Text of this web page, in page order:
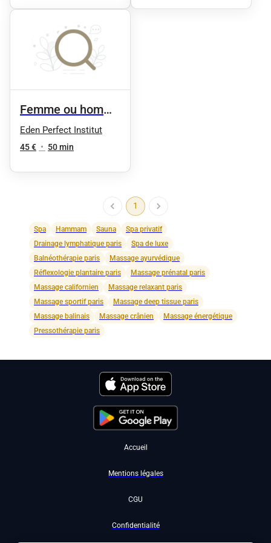
Femme ou homme
- beauté de pied
sans vernis avec
Eden Perfect Institut
45 € • 50 min
1
Spa Hammam Sauna
Spa privatif
Drainage lymphatique paris
Spa de luxe
Balnéothérapie paris
Massage ayurvédique
Réflexologie plantaire paris
Massage prénatal paris
Massage californien
Massage relaxant paris
Massage sportif paris
Massage deep tissue paris
Massage balinais
Massage crânien
Massage énergétique
Pressothérapie paris
Accueil
Mentions légales
CGU
Confidentialité